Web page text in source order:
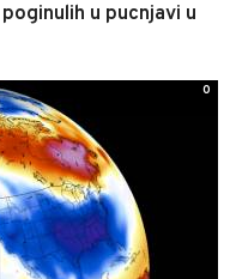
u pucnjavi u
0